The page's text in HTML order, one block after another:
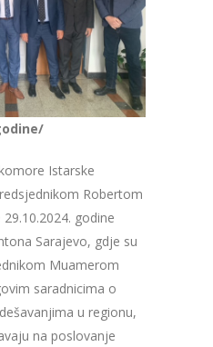
Istarske
Robertom
godine
Sarajevo, gdje su
Muamerom
saradnicima o
u regionu,
na poslovanje